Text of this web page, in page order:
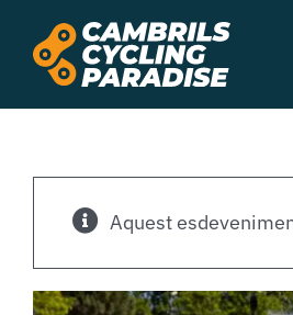
content
Allotjament
Aquest